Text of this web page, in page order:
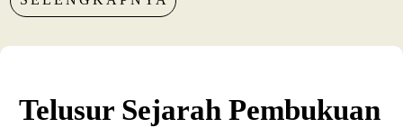
Telusur Sejarah Pembukuan